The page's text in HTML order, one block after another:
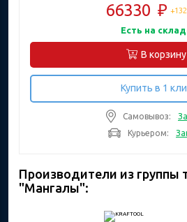
66330 ₽
Есть на
В корзину
Купить в 1
Самовывоз:
Курьером:
Производители из группы
"Мангалы":